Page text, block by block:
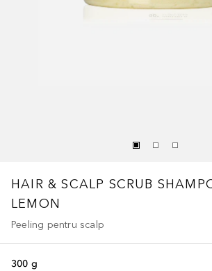
HAIR & SCALP SCRUB
LEMON
Peeling pentru scalp
300 g